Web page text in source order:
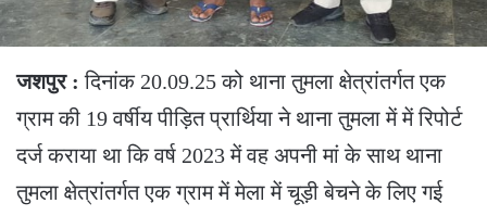
जशपुर : दिनांक 20.09.25 को थाना तुमला क्षेत्रांतर्गत एक
ग्राम की 19 वर्षीय पीड़ित प्रार्थिया ने थाना तुमला में में रिपोर्ट
दर्ज कराया था कि वर्ष 2023 में वह अपनी मां के साथ थाना
तुमला क्षेत्रांतर्गत एक ग्राम में मेला में चूड़ी बेचने के लिए गई